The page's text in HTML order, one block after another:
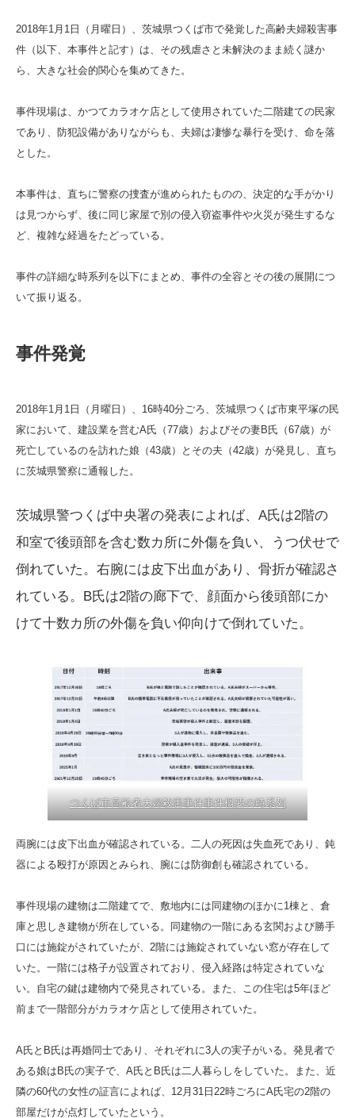
2018年1月1日（月曜日）、茨城県つくば市で発覚した高齢夫婦殺害事
件（以下、本事件と記す）は、その残虐さと未解決のまま続く謎か
ら、大きな社会的関心を集めてきた。
事件現場は、かつてカラオケ店として使用されていた二階建ての民家
であり、防犯設備がありながらも、夫婦は凄惨な暴行を受け、命を落
とした。
本事件は、直ちに警察の捜査が進められたものの、決定的な手がかり
は見つからず、後に同じ家屋で別の侵入窃盗事件や火災が発生するな
ど、複雑な経過をたどっている。
事件の詳細な時系列を以下にまとめ、事件の全容とその後の展開につ
いて振り返る。
事件発覚
2018年1月1日（月曜日）、16時40分ごろ、茨城県つくば市東平塚の民
家において、建設業を営むA氏（77歳）およびその妻B氏（67歳）が
死亡しているのを訪れた娘（43歳）とその夫（42歳）が発見し、直ち
に茨城県警察に通報した。
茨城県警つくば中央署の発表によれば、A氏は2階の
和室で後頭部を含む数カ所に外傷を負い、うつ伏せで
倒れていた。右腕には皮下出血があり、骨折が確認さ
れている。B氏は2階の廊下で、顔面から後頭部にか
けて十数カ所の外傷を負い仰向けで倒れていた。
つくば市高齢者夫婦殺害事件事件概要の時系列
両腕には皮下出血が確認されている。二人の死因は失血死であり、鈍
器による殴打が原因とみられ、腕には防御創も確認されている。
事件現場の建物は二階建てで、敷地内には同建物のほかに1棟と、倉
庫と思しき建物が所在している。同建物の一階にある玄関および勝手
口には施錠がされていたが、2階には施錠されていない窓が存在して
いた。一階には格子が設置されており、侵入経路は特定されていな
い。自宅の鍵は建物内で発見されている。また、この住宅は5年ほど
前まで一階部分がカラオケ店として使用されていた。
A氏とB氏は再婚同士であり、それぞれに3人の実子がいる。発見者で
ある娘はB氏の実子で、A氏とB氏は二人暮らしをしていた。また、近
隣の60代の女性の証言によれば、12月31日22時ごろにA氏宅の2階の
部屋だけが点灯していたという。